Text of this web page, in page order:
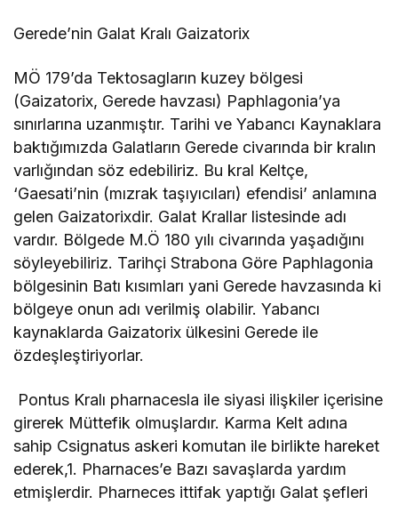
Gerede’nin Galat Kralı Gaizatorix
MÖ 179’da Tektosagların kuzey bölgesi
(Gaizatorix, Gerede havzası) Paphlagonia’ya
sınırlarına uzanmıştır. Tarihi ve Yabancı Kaynaklara
baktığımızda Galatların Gerede civarında bir kralın
varlığından söz edebiliriz. Bu kral Keltçe,
‘Gaesati’nin (mızrak taşıyıcıları) efendisi’ anlamına
gelen Gaizatorixdir. Galat Krallar listesinde adı
vardır. Bölgede M.Ö 180 yılı civarında yaşadığını
söyleyebiliriz. Tarihçi Strabona Göre Paphlagonia
bölgesinin Batı kısımları yani Gerede havzasında ki
bölgeye onun adı verilmiş olabilir. Yabancı
kaynaklarda Gaizatorix ülkesini Gerede ile
özdeşleştiriyorlar.
Pontus Kralı pharnacesla ile siyasi ilişkiler içerisine
girerek Müttefik olmuşlardır. Karma Kelt adına
sahip Csignatus askeri komutan ile birlikte hareket
ederek,1. Pharnaces’e Bazı savaşlarda yardım
etmişlerdir. Pharneces ittifak yaptığı Galat şefleri